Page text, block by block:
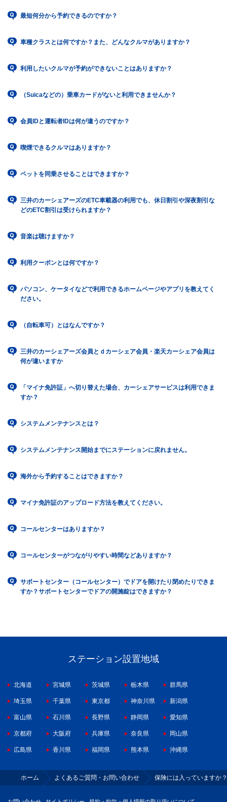
最短何分から予約できるのですか？
車種クラスとは何ですか？また、どんなクルマがありますか？
利用したいクルマが予約ができないことはありますか？
（Suicaなどの）乗車カードがないと利用できませんか？
会員IDと運転者IDは何が違うのですか？
喫煙できるクルマはありますか？
ペットを同乗させることはできますか？
三井のカーシェアーズのETC車載器の利用でも、休日割引や深夜割引な
どのETC割引は受けられますか？
音楽は聴けますか？
利用クーポンとは何ですか？
パソコン、ケータイなどで利用できるホームページやアプリを教えてく
ださい。
（自転車可）とはなんですか？
三井のカーシェアーズ会員とｄカーシェア会員・楽天カーシェア会員は
何が違いますか
「マイナ免許証」へ切り替えた場合、カーシェアサービスは利用できま
すか？
システムメンテナンスとは？
システムメンテナンス開始までにステーションに戻れません。
海外から予約することはできますか？
マイナ免許証のアップロード方法を教えてください。
コールセンターはありますか？
コールセンターがつながりやすい時間などありますか？
サポートセンター（コールセンター）でドアを開けたり閉めたりできま
すか？サポートセンターでドアの開施錠はできますか？
ステーション設置地域
北海道 宮城県 茨城県 栃木県 群馬県
埼玉県 千葉県 東京都 神奈川県 新潟県
富山県 石川県 長野県 静岡県 愛知県
京都府 大阪府 兵庫県 奈良県 岡山県
広島県 香川県 福岡県 熊本県 沖縄県
ホーム よくあるご質問・お問い合わせ 保険には入っていますか？